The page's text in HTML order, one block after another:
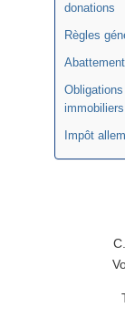
donations
Règles
Impôt